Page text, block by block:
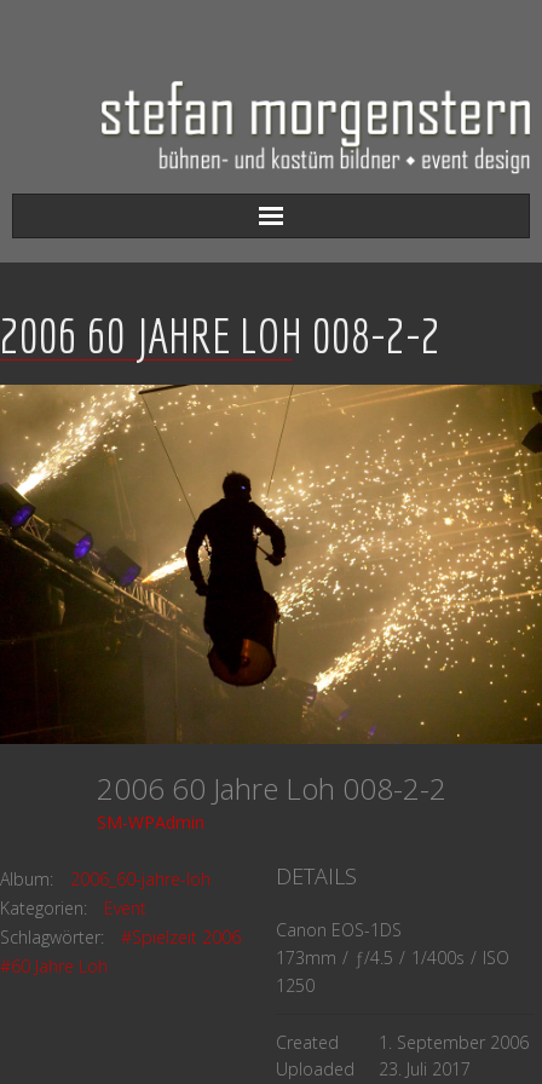
Aktuell
Werkverzeichnis
Biografie
Kontakt
2006 60 JAHRE LOH 008-2-2
2006 60 Jahre Loh 008-2-2
SM-WPAdmin
Album:
2006_60-jahre-loh
Kategorien:
Event
Schlagwörter:
#Spielzeit 2006
#60 Jahre Loh
DETAILS
Canon EOS-1DS
173mm / ƒ/4.5 / 1/400s / ISO
1250
Created
1. September 2006
Uploaded
23. Juli 2017